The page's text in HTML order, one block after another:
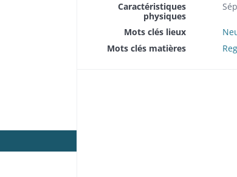
Caractéristiques
physiques
Mots clés lieux
Mots clés matières